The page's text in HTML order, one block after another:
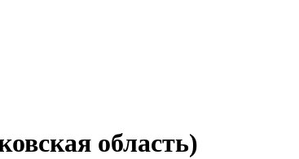
область)